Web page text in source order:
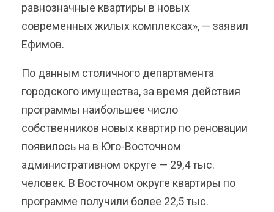
равнозначные квартиры в новых
современных жилых комплексах», — заявил
Ефимов.
По данным столичного департамента
городского имущества, за время действия
программы наибольшее число
собственников новых квартир по реновации
появилось на в Юго-Восточном
административном округе — 29,4 тыс.
человек. В Восточном округе квартиры по
программе получили более 22,5 тыс.